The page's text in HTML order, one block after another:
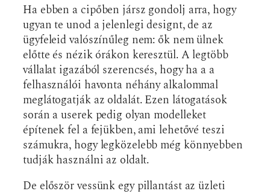
Ha ebben a cipőben jársz gondolj arra, hogy
ugyan te unod a jelenlegi designt, de az
ügyfeleid valószínűleg nem: ők nem ülnek
előtte és nézik órákon keresztül. A legtöbb
vállalat igazából szerencsés, hogy ha a a
felhasználói havonta néhány alkalommal
meglátogatják az oldalát. Ezen látogatások
során a userek pedig olyan modelleket
építenek fel a fejükben, ami lehetővé teszi
számukra, hogy legközelebb még könnyebben
tudják használni az oldalt.
De először vessünk egy pillantást az üzleti